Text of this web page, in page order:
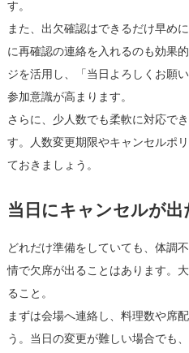
す。
また、出欠確認はできるだけ早め
に再確認の連絡を入れるのも効果
ジを活用し、「当日よろしくお願
参加意識が高まります。
さらに、少人数でも柔軟に対応で
す。人数変更期限やキャンセルポ
ておきましょう。
当日にキャンセルが出
どれだけ準備をしていても、体調
情で欠席が出ることはあります。
ること。
まずは会場へ連絡し、料理数や席
う。当日の変更が難しい場合でも